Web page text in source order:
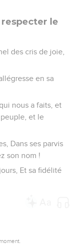
le
des cris de joie,
en sa
nous a faits, et
et le
Dans ses parvis
son nom !
Et sa fidélité